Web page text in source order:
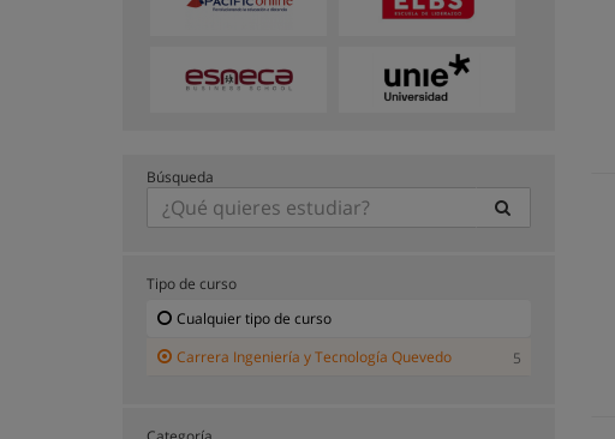
Búsqueda
Tipo de curso
Cualquier tipo de curso
Carrera Ingeniería y Tecnología Quevedo
5